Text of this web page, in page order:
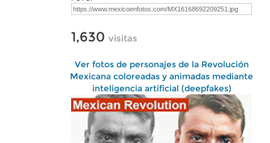
1,630 visitas
Ver fotos de personajes de la Revolución
Mexicana coloreadas y animadas mediante
inteligencia artificial (deepfakes)